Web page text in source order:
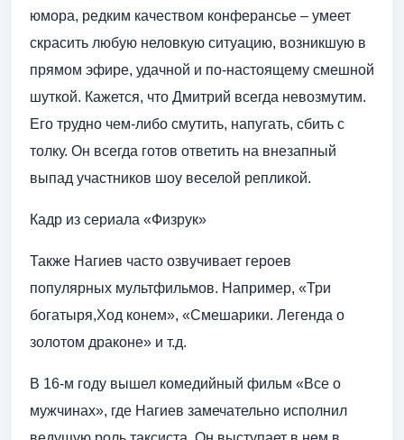
юмора, редким качеством конферансье – умеет
скрасить любую неловкую ситуацию, возникшую в
прямом эфире, удачной и по-настоящему смешной
шуткой. Кажется, что Дмитрий всегда невозмутим.
Его трудно чем-либо смутить, напугать, сбить с
толку. Он всегда готов ответить на внезапный
выпад участников шоу веселой репликой.
Кадр из сериала «Физрук»
Также Нагиев часто озвучивает героев
популярных мультфильмов. Например, «Три
богатыря,Ход конем», «Смешарики. Легенда о
золотом драконе» и т.д.
В 16-м году вышел комедийный фильм «Все о
мужчинах», где Нагиев замечательно исполнил